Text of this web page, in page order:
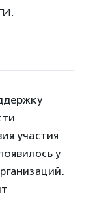
участия
у